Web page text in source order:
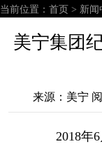
当前位置： 首页 > 新闻
美宁集团
来源：美宁
2018年6